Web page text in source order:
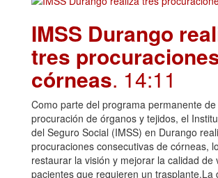
IMSS Durango
tres
córneas. 14:11
Como parte del programa permanente
procuración de órganos y tejidos, el
del Seguro Social (IMSS) en Durango
procuraciones consecutivas de córneas,
restaurar la visión y mejorar la calidad de